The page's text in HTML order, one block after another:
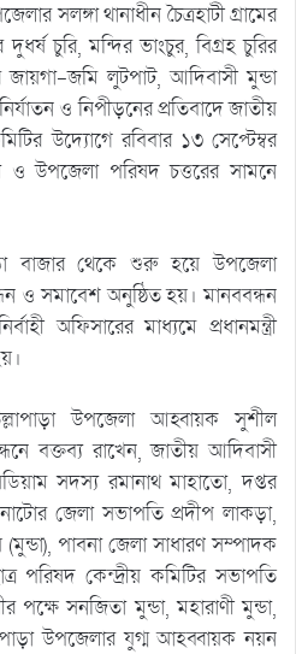
সলঙ্গা থানাধীন চৈত্রহাটী গ্রামের
দুধর্ষ চুরি, মন্দির ভাংচুর, বিগ্রহ চুরির
জায়গা-জমি লুটপাট, আদিবাসী মুন্ডা
ও নিপীড়নের প্রতিবাদে জাতীয়
উদ্যোগে রবিবার ১৩ সেপ্টেম্বর
ও উপজেলা পরিষদ চত্তরের সামনে
বাজার থেকে শুরু হয়ে উপজেলা
ও সমাবেশ অনুষ্ঠিত হয়। মানববন্ধন
অফিসারের মাধ্যমে প্রধানমন্ত্রী
উপজেলা আহ্বায়ক সুশীল
বক্তব্য রাখেন, জাতীয় আদিবাসী
সদস্য রমানাথ মাহাতো, দপ্তর
জেলা সভাপতি প্রদীপ লাকড়া,
পাবনা জেলা সাধারণ সম্পাদক
পরিষদ কেন্দ্রীয় কমিটির সভাপতি
পক্ষে সনজিতা মুন্ডা, মহারাণী মুন্ডা,
উপজেলার যুগ্ম অাহব্বায়ক নয়ন